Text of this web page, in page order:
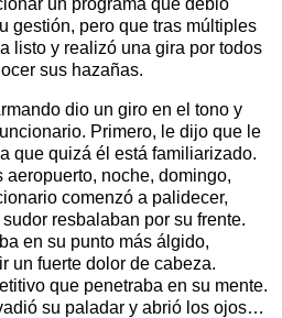
gestión, pero que tras múltiples
listo y realizó una gira por todos
sus hazañas.
dio un giro en el tono y
Primero, le dijo que le
que quizá él está familiarizado.
noche, domingo,
comenzó a palidecer,
resbalaban por su frente.
en su punto más álgido,
un fuerte dolor de cabeza.
que penetraba en su mente.
su paladar y abrió los ojos…